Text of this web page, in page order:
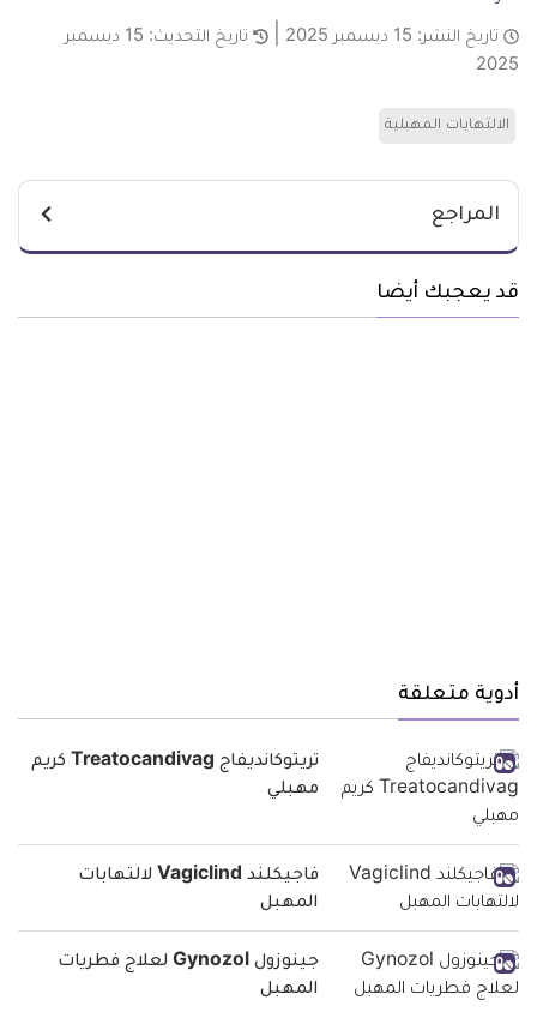
تاريخ النشر: 15 ديسمبر 2025 تاريخ التحديث:
15 ديسمبر
2025
الالتهابات المهبلية
المراجع
قد يعجبك أيضا
أدوية متعلقة
تريتوكانديفاج Treatocandivag كريم
مهبلي
فاجيكلند Vagiclind لالتهابات
المهبل
جينوزول Gynozol لعلاج فطريات
المهبل